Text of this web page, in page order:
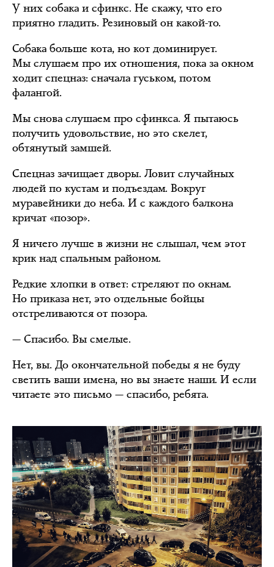
У них собака и сфинкс. Не скажу, что его
приятно гладить. Резиновый он какой-то.
Собака больше кота, но кот доминирует.
Мы слушаем про их отношения, пока за окном
ходит спецназ: сначала гуськом, потом
фалангой.
Мы снова слушаем про сфинкса. Я пытаюсь
получить удовольствие, но это скелет,
обтянутый замшей.
Спецназ зачищает дворы. Ловит случайных
людей по кустам и подъездам. Вокруг
муравейники до неба. И с каждого балкона
кричат «позор».
Я ничего лучше в жизни не слышал, чем этот
крик над спальным районом.
Редкие хлопки в ответ: стреляют по окнам.
Но приказа нет, это отдельные бойцы
отстреливаются от позора.
— Спасибо. Вы смелые.
Нет, вы. До окончательной победы я не буду
светить ваши имена, но вы знаете наши. И если
читаете это письмо — спасибо, ребята.